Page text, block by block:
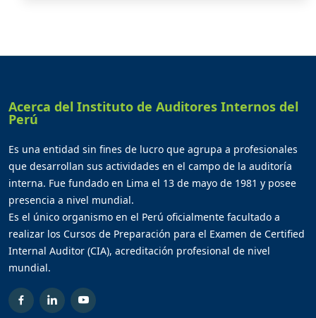
Acerca del Instituto de Auditores Internos del
Perú
Es una entidad sin fines de lucro que agrupa a profesionales
que desarrollan sus actividades en el campo de la auditoría
interna. Fue fundado en Lima el 13 de mayo de 1981 y posee
presencia a nivel mundial.
Es el único organismo en el Perú oficialmente facultado a
realizar los Cursos de Preparación para el Examen de Certified
Internal Auditor (CIA), acreditación profesional de nivel
mundial.